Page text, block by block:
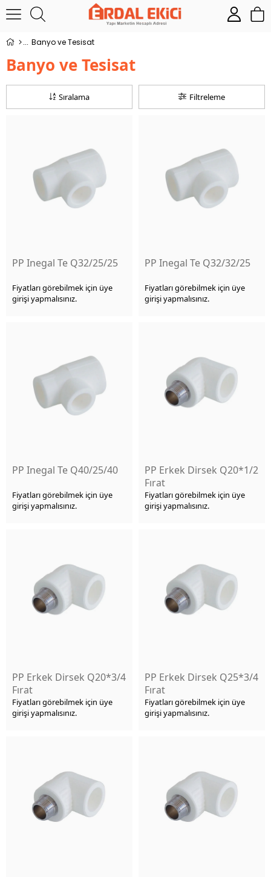
Banyo ve Tesisat
Banyo ve Tesisat
Filtreleme
Sıralama
PP Inegal Te Q32/25/25
Fiyatları görebilmek için üye
girişi yapmalısınız.
PP Inegal Te Q32/32/25
Fiyatları görebilmek için üye
girişi yapmalısınız.
PP Inegal Te Q40/25/40
Fiyatları görebilmek için üye
girişi yapmalısınız.
PP Erkek Dirsek Q20*1/2
Fırat
Fiyatları görebilmek için üye
girişi yapmalısınız.
PP Erkek Dirsek Q20*3/4
Fırat
Fiyatları görebilmek için üye
girişi yapmalısınız.
PP Erkek Dirsek Q25*3/4
Fırat
Fiyatları görebilmek için üye
girişi yapmalısınız.